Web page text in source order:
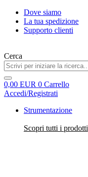
Dove siamo
La tua spedizione
Supporto clienti
Cerca
0,00 EUR 0 Carrello
Accedi/Registrati
Strumentazione
Scopri tutti i prodotti